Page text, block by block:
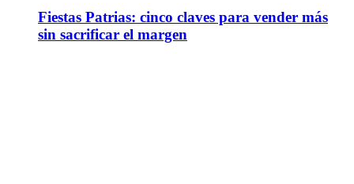
Fiestas Patrias: cinco claves para vender más
sin sacrificar el margen